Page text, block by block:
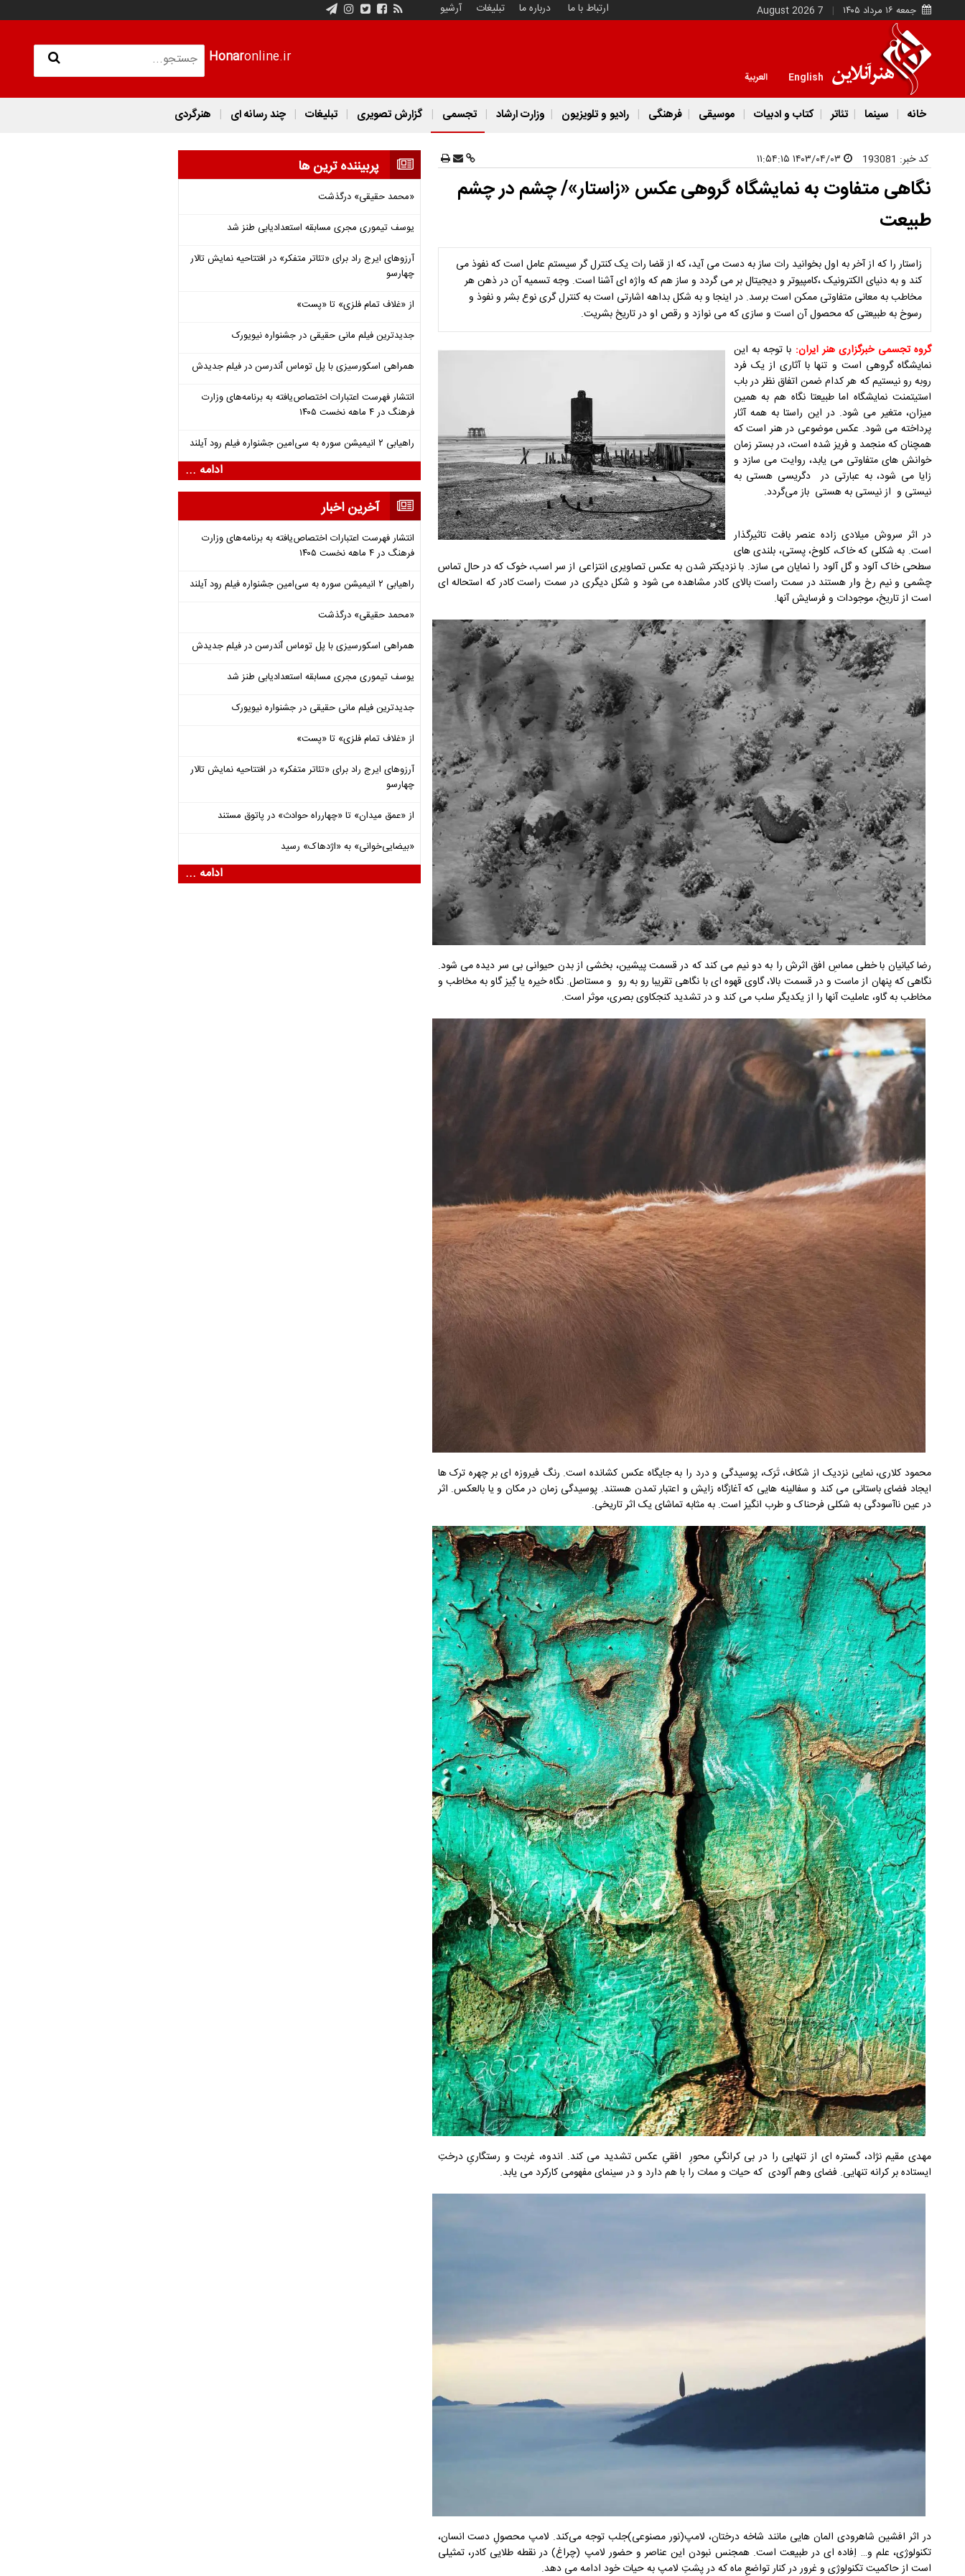
جمعه ۱۶ مرداد ۱۴۰۵ 7 August 2026 ارتباط با ما درباره ما تبلیغات آرشیو
Honaronline.ir
English العربية
خانه سینما تئاتر کتاب و ادبیات موسیقی فرهنگی رادیو و تلویزیون وزارت ارشاد تجسمی گزارش تصویری تبلیغات چند رسانه ای هنرگردی
کد خبر: 193081
نگاهی متفاوت به نمایشگاه گروهی عکس «زاستار»/ چشم در چشم
طبیعت
زاستار را که از آخر به اول بخوانید رات ساز به دست می آید، که از قضا رات یک کنترل گر سیستم عامل است که نفوذ می
کند و به دنیای الکترونیک ،کامپیوتر و دیجیتال بر می گردد و ساز هم که واژه ای آشنا است. وجه تسمیه آن در ذهن هر
مخاطب به معانی متفاوتی ممکن است برسد. در اینجا و به شکل بداهه اشارتی است به کنترل گری نوع بشر و نفوذ و
رسوخ به طبیعتی که محصول آن است و سازی که می نوازد و رقص او در تاریخ بشریت.
گروه تجسمی خبرگزاری هنر ایران: با توجه به این
نمایشگاه گروهی است و تنها با آثاری از یک فرد
روبه رو نیستیم که هر کدام ضمن اتفاق نظر در باب
استیتمنت نمایشگاه اما طبیعتا نگاه هم به همین
میزان، متغیر می شود. در این راستا به همه آثار
پرداخته می شود. عکس موضوعی در هنر است که
همچنان که منجمد و فریز شده است، در بستر زمان
خوانش های متفاوتی می یابد، روایت می سازد و
زایا می شود، به عبارتی در دگریسی هستی به
نیستی و از نیستی به هستی باز می‌گردد.
در اثر سروش میلادی زاده عنصر بافت تاثیرگذار
است. به شکلی که خاک، کلوخ، پستی، بلندی های
سطحی خاک آلود و گل آلود را نمایان می سازد. با نزدیکتر شدن به عکس تصاویری انتزاعی از سر اسب، خوک که در حال تماس
چشمی و نیم رخ وار هستند در سمت راست بالای کادر مشاهده می شود و شکل دیگری در سمت راست کادر که استحاله ای
است از تاریخ، موجودات و فرسایش آنها.
رضا کیانیان با خطی مماسِ افق اثرش را به دو نیم می کند که در قسمت پیشین، بخشی از بدن حیوانی بی سر دیده می شود.
نگاهی که پنهان از ماست و در قسمت بالا، گاوی قهوه ای با نگاهی تقریبا رو به رو ‌و مستاصل. نگاه خیره یا گِیز گاو به مخاطب و
مخاطب به گاو، عاملیت آنها را از یکدیگر سلب می کند و در تشدید کنجکاوی بصری، موثر است.
محمود کلاری، نمایی نزدیک از شکاف، تَر‌َک، پوسیدگی و درد را به جایگاه عکس کشانده است. رنگ فیروزه ای بر چهره ترک ها
ایجاد فضای باستانی می کند و سفالینه هایی که آغازگاه زایش و اعتبار تمدن هستند. پوسیدگی زمان در مکان و یا بالعکس. اثر
در عین ناآسودگی به شکلی فرحناک و طرب انگیز است. به مثابه تماشای یک اثر تاریخی.
مهدی مقیم نژاد، گستره ای از تنهایی را در بی کرانگیِ محورِ افقیِ عکس تشدید می کند. اندوه، غربت و رستگاریِ درختِ
ایستاده بر کرانه تنهایی. فضای وهم آلودی که حیات و ممات را با هم دارد و در سینمای مفهومی کارکرد می یابد.
در اثر افشین شاهرودی المان هایی مانند شاخه درختان، لامپ(نور مصنوعی)جلب توجه می‌کند. لامپ محصولِ دست انسان،
تکنولوژی، علم و… اِفاده ای در طبیعت است. همجنس نبودن این عناصر و حضور لامپ (چراغ) در نقطه طلایی کادر، تمثیلی
است از حاکمیت تکنولوژی و غرور در کنار تواضعِ ماه که در پشتِ لامپ به حیات خود ادامه می دهد.
پربیننده ترین ها
«محمد حقیقی» درگذشت
یوسف تیموری مجری مسابقه استعدادیابی طنز شد
آرزوهای ایرج راد برای «تئاتر متفکر» در افتتاحیه نمایش تالار
چهارسو
از «غلاف تمام فلزی» تا «پست»
جدیدترین فیلم مانی حقیقی در جشنواره نیویورک
همراهی اسکورسیزی با پل توماس ٱندرسن در فیلم جدیدش
انتشار فهرست اعتبارات اختصاص‌یافته به برنامه‌های وزارت
فرهنگ در ۴ ماهه نخست ۱۴۰۵
راهیابی ۲ انیمیشن سوره به سی‌امین جشنواره فیلم رود آیلند
ادامه ...
آخرین اخبار
انتشار فهرست اعتبارات اختصاص‌یافته به برنامه‌های وزارت
فرهنگ در ۴ ماهه نخست ۱۴۰۵
راهیابی ۲ انیمیشن سوره به سی‌امین جشنواره فیلم رود آیلند
«محمد حقیقی» درگذشت
همراهی اسکورسیزی با پل توماس ٱندرسن در فیلم جدیدش
یوسف تیموری مجری مسابقه استعدادیابی طنز شد
جدیدترین فیلم مانی حقیقی در جشنواره نیویورک
از «غلاف تمام فلزی» تا «پست»
آرزوهای ایرج راد برای «تئاتر متفکر» در افتتاحیه نمایش تالار
چهارسو
از «عمق میدان» تا «چهارراه حوادث» در پاتوق مستند
«بیضایی‌خوانی» به «اژدهاک» رسید
ادامه ...